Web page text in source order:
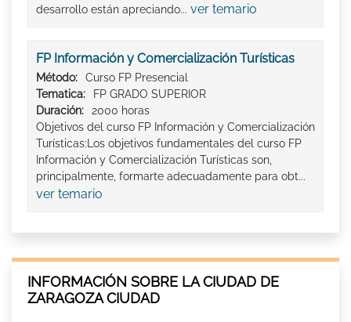
desarrollo están apreciando... ver temario
FP Información y Comercialización Turísticas
Método:
Curso FP Presencial
Tematica:
FP GRADO SUPERIOR
Duración:
2000 horas
Objetivos del curso FP Información y Comercialización
Turísticas:Los objetivos fundamentales del curso FP
Información y Comercialización Turísticas son,
principalmente, formarte adecuadamente para obt...
ver temario
INFORMACIÓN SOBRE LA CIUDAD DE
ZARAGOZA CIUDAD